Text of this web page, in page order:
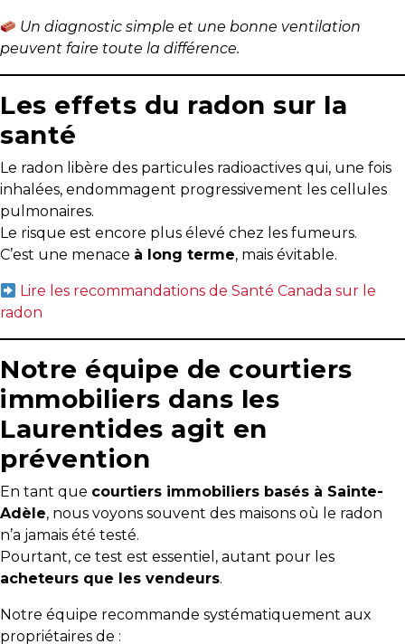
la
tranquillité
d’esprit
Le
défi
vendre
à
juste
prix
documents
à
avoir
en
main
vendre
rapidement,
bonne
impression!
Activi-
T
Programme
Visibili-
Un diagnostic simple et une bonne ventilation
peuvent faire toute la différence.
Les effets du radon sur la
santé
Le radon libère des particules radioactives qui, une fois
inhalées, endommagent progressivement les cellules
pulmonaires.
Le risque est encore plus élevé chez les fumeurs.
C’est une menace à long terme, mais évitable.
Lire les recommandations de Santé Canada sur le
radon
Notre équipe de courtiers
immobiliers dans les
Laurentides agit en
prévention
En tant que courtiers immobiliers basés à Sainte-
Adèle, nous voyons souvent des maisons où le radon
n’a jamais été testé.
Pourtant, ce test est essentiel, autant pour les
acheteurs que les vendeurs.
Notre équipe recommande systématiquement aux
propriétaires de :